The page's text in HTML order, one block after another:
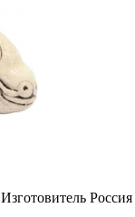
Изготовитель Россия